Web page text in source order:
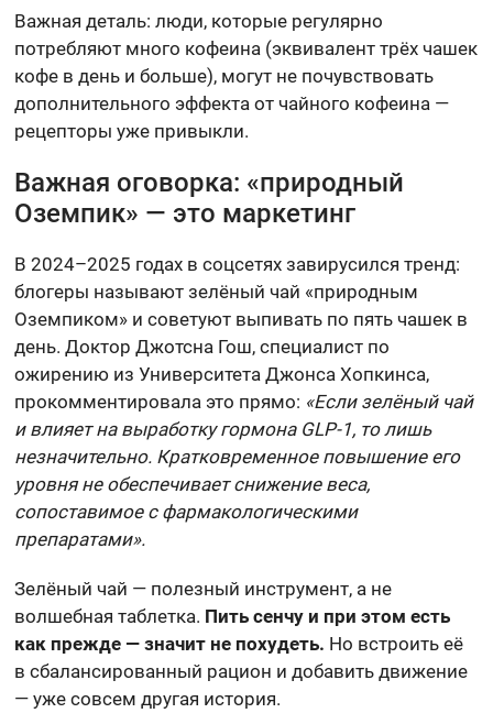
Важная деталь: люди, которые регулярно
потребляют много кофеина (эквивалент трёх чашек
кофе в день и больше), могут не почувствовать
дополнительного эффекта от чайного кофеина —
рецепторы уже привыкли.
Важная оговорка: «природный
Оземпик» — это маркетинг
В 2024–2025 годах в соцсетях завирусился тренд:
блогеры называют зелёный чай «природным
Оземпиком» и советуют выпивать по пять чашек в
день. Доктор Джотсна Гош, специалист по
ожирению из Университета Джонса Хопкинса,
прокомментировала это прямо: «Если зелёный чай
и влияет на выработку гормона GLP-1, то лишь
незначительно. Кратковременное повышение его
уровня не обеспечивает снижение веса,
сопоставимое с фармакологическими
препаратами».
Зелёный чай — полезный инструмент, а не
волшебная таблетка. Пить сенчу и при этом есть
как прежде — значит не похудеть. Но встроить её
в сбалансированный рацион и добавить движение
— уже совсем другая история.